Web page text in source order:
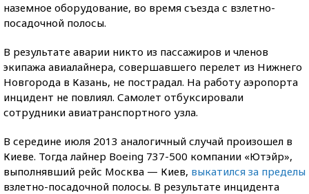
наземное оборудование, во время съезда с взлетно-
посадочной полосы.
В результате аварии никто из пассажиров и членов
экипажа авиалайнера, совершавшего перелет из Нижнего
Новгорода в Казань, не пострадал. На работу аэропорта
инцидент не повлиял. Самолет отбуксировали
сотрудники авиатранспортного узла.
В середине июля 2013 аналогичный случай произошел в
Киеве. Тогда лайнер Boeing 737-500 компании «Ютэйр»,
выполнявший рейс Москва — Киев, выкатился за пределы
взлетно-посадочной полосы. В результате инцидента